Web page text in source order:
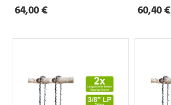
64,00 € 60,40 €